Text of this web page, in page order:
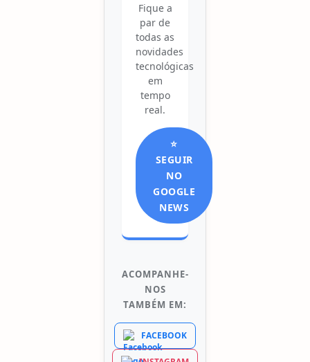
Fique a
par de
todas as
novidades
tecnológicas
em
tempo
real.
⭐
SEGUIR
NO
GOOGLE
NEWS
ACOMPANHE-
NOS
TAMBÉM EM:
FACEBOOK